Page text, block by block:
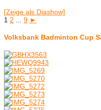
[Zeige als Diashow]
1 2 ... 9 ►
Volksbank Badminton Cup